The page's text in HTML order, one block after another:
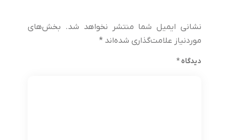
نشانی ایمیل شما منتشر نخواهد شد. بخش‌های
موردنیاز علامت‌گذاری شده‌اند *
دیدگاه*